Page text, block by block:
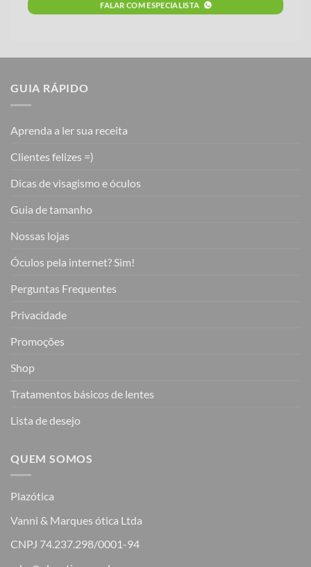
FALAR COM ESPECIALISTA
GUIA RÁPIDO
Aprenda a ler sua receita
Clientes felizes =)
Dicas de visagismo e óculos
Guia de tamanho
Nossas lojas
Óculos pela internet? Sim!
Perguntas Frequentes
Privacidade
Promoções
Shop
Tratamentos básicos de lentes
Lista de desejo
QUEM SOMOS
Plazótica
Vanni & Marques ótica Ltda
CNPJ 74.237.298/0001-94